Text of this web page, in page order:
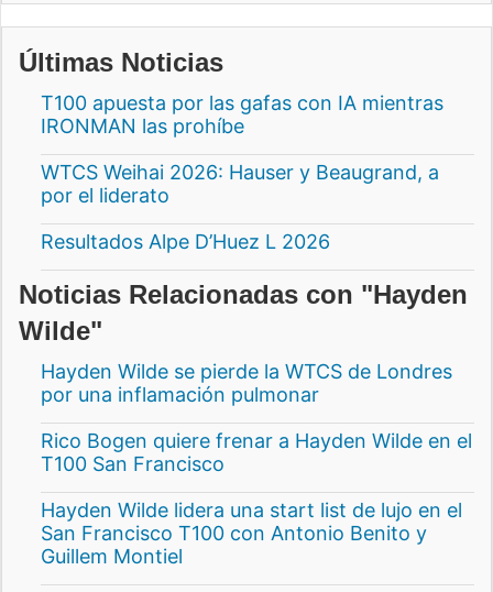
Últimas Noticias
T100 apuesta por las gafas con IA mientras
IRONMAN las prohíbe
WTCS Weihai 2026: Hauser y Beaugrand, a
por el liderato
Resultados Alpe D’Huez L 2026
Noticias Relacionadas con "Hayden
Wilde"
Hayden Wilde se pierde la WTCS de Londres
por una inflamación pulmonar
Rico Bogen quiere frenar a Hayden Wilde en el
T100 San Francisco
Hayden Wilde lidera una start list de lujo en el
San Francisco T100 con Antonio Benito y
Guillem Montiel